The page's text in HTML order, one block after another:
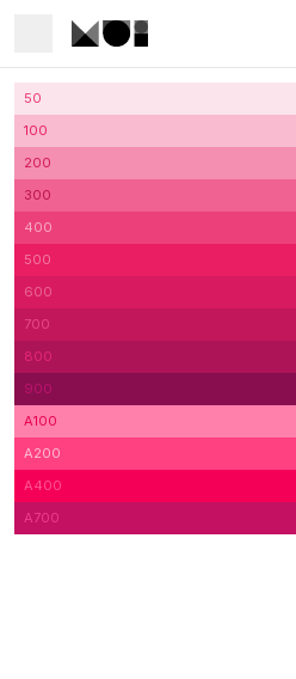
50
100
200
300
400
500
600
700
800
900
A100
A200
A400
A700